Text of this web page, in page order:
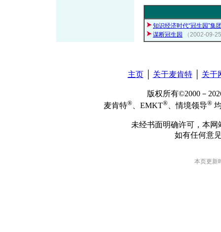
知识经济时代“冠生园”集
谋断冠生园
（2002-09-
主页│ 关于麦肯特│ 关于
版权所有©2000－
麦肯特® 、EMKT® 、情境领导®
未经书面明确许可，本
如有任何意
本页更新